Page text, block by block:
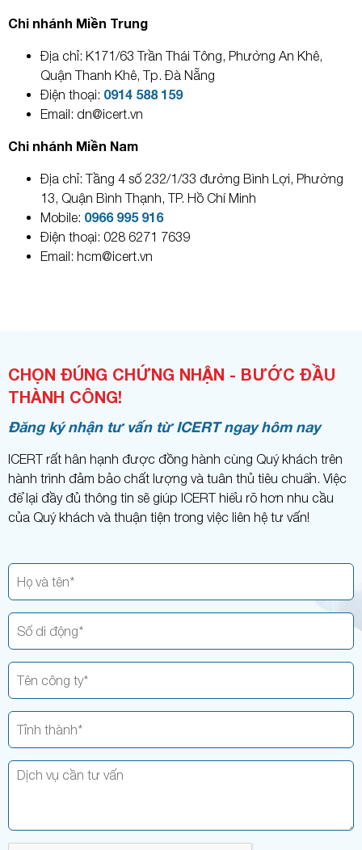
Chi nhánh Miền Trung
Địa chỉ: K171/63 Trần Thái Tông, Phường An Khê,
Quận Thanh Khê, Tp. Đà Nẵng
Điện thoại: 0914 588 159
Email: dn@icert.vn
Chi nhánh Miền Nam
Địa chỉ: Tầng 4 số 232/1/33 đường Bình Lợi, Phường
13, Quận Bình Thạnh, TP. Hồ Chí Minh
Mobile: 0966 995 916
Điện thoại: 028 6271 7639
Email: hcm@icert.vn
CHỌN ĐÚNG CHỨNG NHẬN - BƯỚC ĐẦU
THÀNH CÔNG!
Đăng ký nhận tư vấn từ ICERT ngay hôm nay
ICERT rất hân hạnh được đồng hành cùng Quý khách trên
hành trình đảm bảo chất lượng và tuân thủ tiêu chuẩn. Việc
để lại đầy đủ thông tin sẽ giúp ICERT hiểu rõ hơn nhu cầu
của Quý khách và thuận tiện trong việc liên hệ tư vấn!